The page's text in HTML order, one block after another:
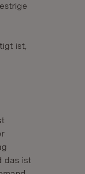
ist,
das ist